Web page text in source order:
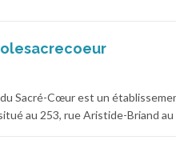
Sacré-Cœur est un
au 253, rue Aristide-Briand au